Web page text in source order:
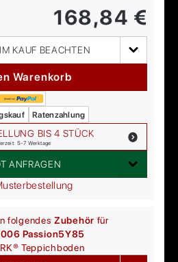
168,84 €
KAUF BEACHTEN
Warenkorb
Ratenzahlung
BIS 4 STÜCK
5-7 Werktage
ANFRAGEN
folgendesZubehör für
Passion5Y85
Teppichboden